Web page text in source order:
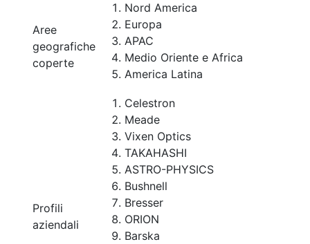
Aree
geografiche
coperte
Nord America
Europa
APAC
Medio Oriente e Africa
America Latina
Profili
aziendali
Celestron
Meade
Vixen Optics
TAKAHASHI
ASTRO-PHYSICS
Bushnell
Bresser
ORION
Barska